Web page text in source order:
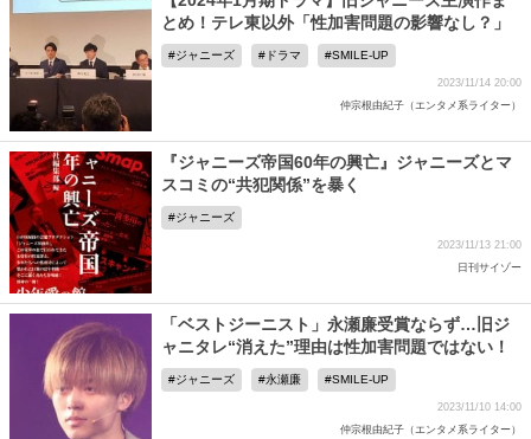
とめ！テレ東以外「性加害問題の影響なし？」
ジャニーズ ドラマ SMILE-UP
2023/11/14 20:00
仲宗根由紀子（エンタメ系ライター）
『ジャニーズ帝国60年の興亡』ジャニーズとマ
スコミの“共犯関係”を暴く
ジャニーズ
2023/11/13 21:00
日刊サイゾー
「ベストジーニスト」永瀬廉受賞ならず…旧ジ
ャニタレ“消えた”理由は性加害問題ではない！
ジャニーズ 永瀬廉 SMILE-UP
2023/11/10 14:00
仲宗根由紀子（エンタメ系ライター）